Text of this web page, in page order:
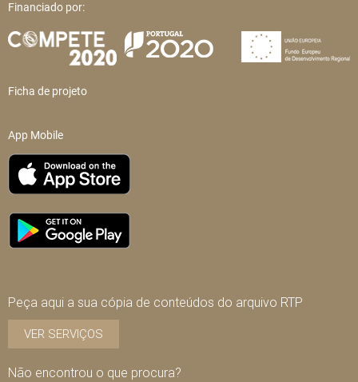
Financiado por:
Ficha de projeto
App Mobile
Peça aqui a sua cópia de conteúdos do arquivo RTP
VER SERVIÇOS
Não encontrou o que procura?